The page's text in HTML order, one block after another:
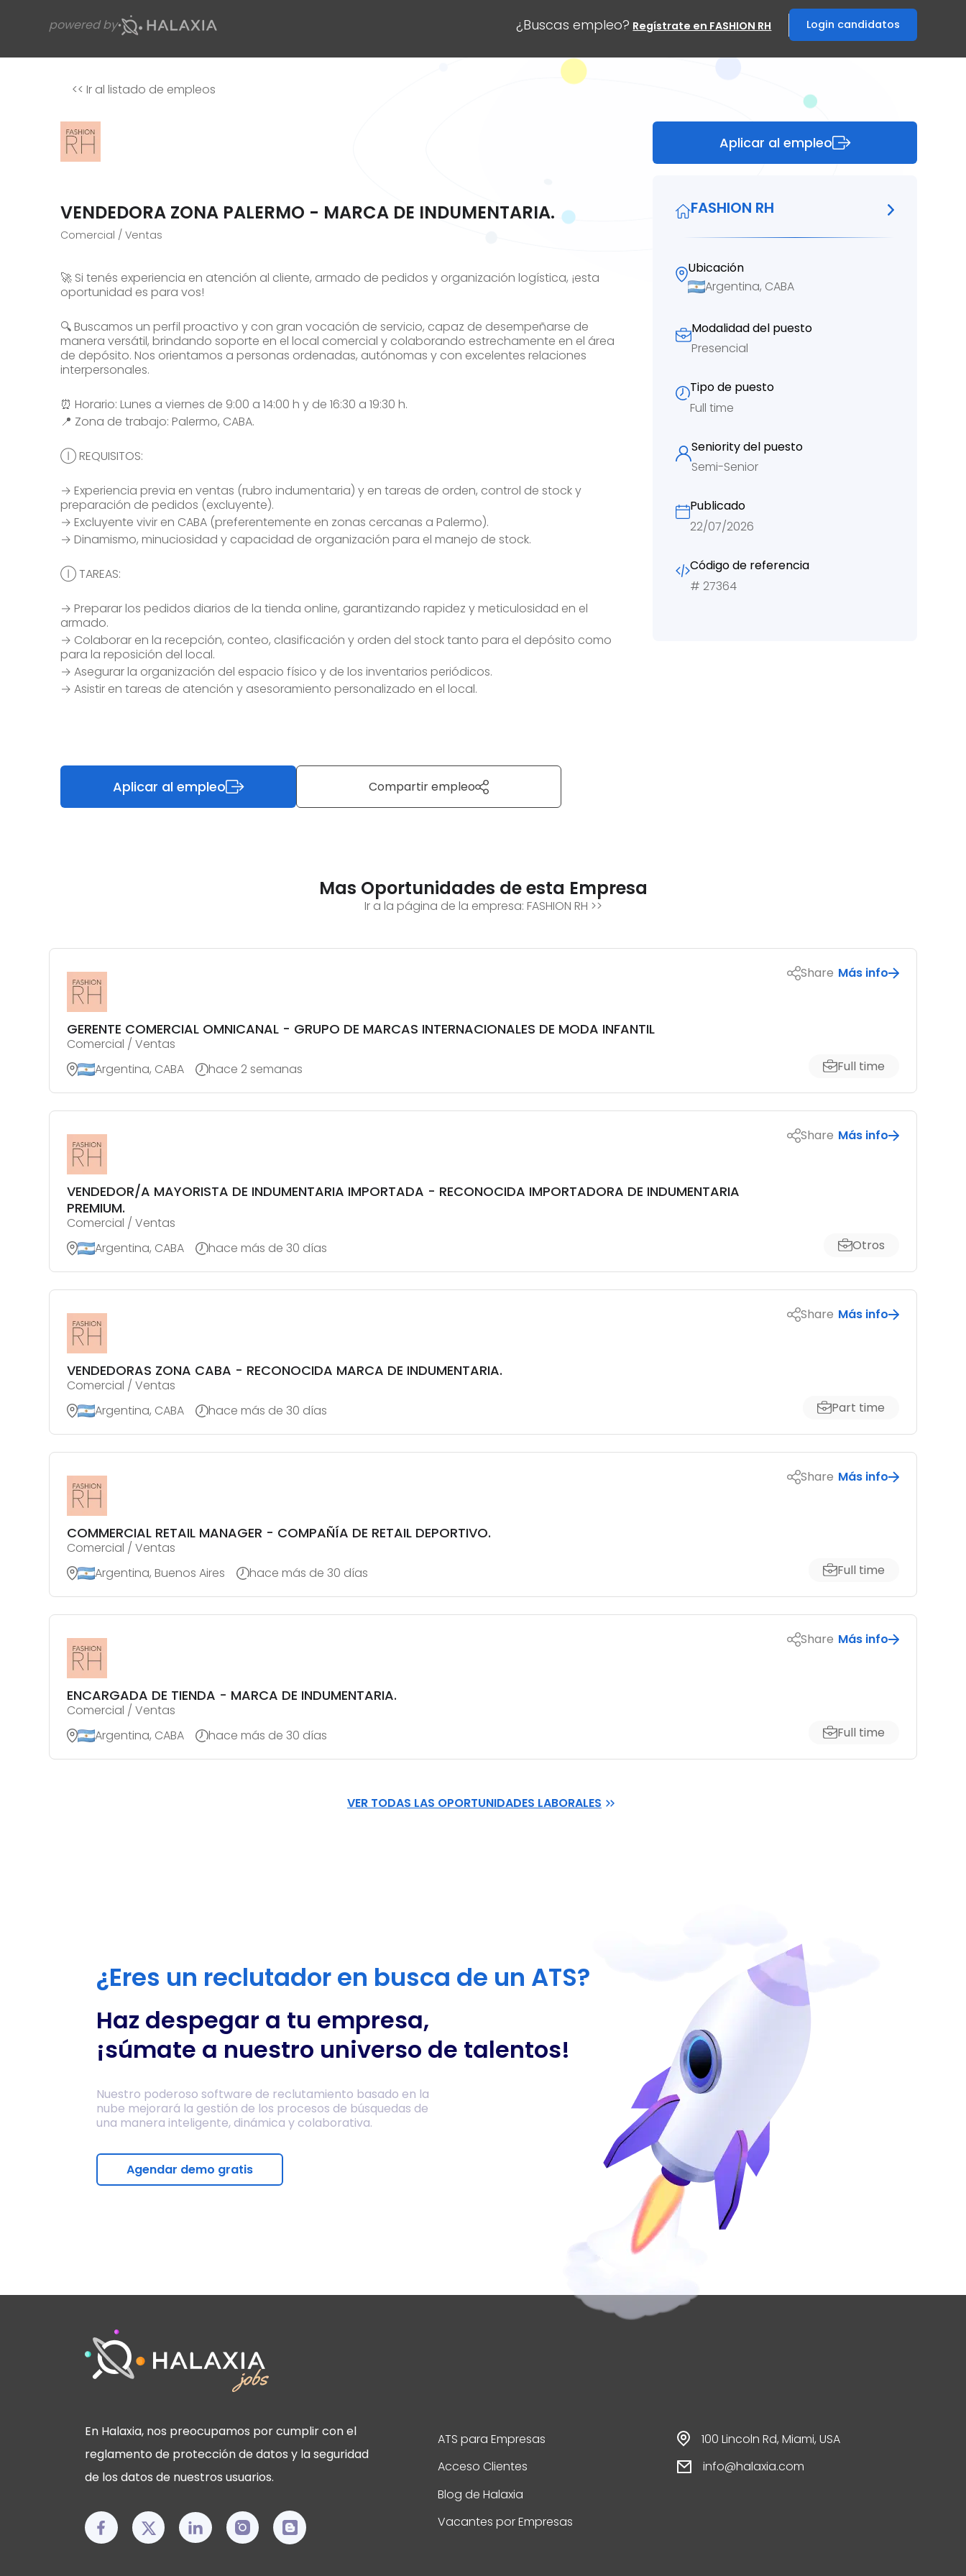
powered by ¿Buscas empleo? Regístrate en FASHION RH Login candidatos
<< Ir al listado de empleos
VENDEDORA ZONA PALERMO - MARCA DE INDUMENTARIA.
Comercial / Ventas
🚀 Si tenés experiencia en atención al cliente, armado de pedidos y organización logística, ¡esta
oportunidad es para vos!
🔍 Buscamos un perfil proactivo y con gran vocación de servicio, capaz de desempeñarse de
manera versátil, brindando soporte en el local comercial y colaborando estrechamente en el área
de depósito. Nos orientamos a personas ordenadas, autónomas y con excelentes relaciones
interpersonales.
⏰ Horario: Lunes a viernes de 9:00 a 14:00 h y de 16:30 a 19:30 h.
📍 Zona de trabajo: Palermo, CABA.
Ⓘ REQUISITOS:
→ Experiencia previa en ventas (rubro indumentaria) y en tareas de orden, control de stock y
preparación de pedidos (excluyente).
→ Excluyente vivir en CABA (preferentemente en zonas cercanas a Palermo).
→ Dinamismo, minuciosidad y capacidad de organización para el manejo de stock.
Ⓘ TAREAS:
→ Preparar los pedidos diarios de la tienda online, garantizando rapidez y meticulosidad en el
armado.
→ Colaborar en la recepción, conteo, clasificación y orden del stock tanto para el depósito como
para la reposición del local.
→ Asegurar la organización del espacio físico y de los inventarios periódicos.
→ Asistir en tareas de atención y asesoramiento personalizado en el local.
Aplicar al empleo
FASHION RH
Ubicación
Argentina, CABA
Modalidad del puesto
Presencial
Tipo de puesto
Full time
Seniority del puesto
Semi-Senior
Publicado
22/07/2026
Código de referencia
# 27364
Aplicar al empleo Compartir empleo
Mas Oportunidades de esta Empresa
Ir a la página de la empresa: FASHION RH >>
GERENTE COMERCIAL OMNICANAL - GRUPO DE MARCAS INTERNACIONALES DE MODA INFANTIL
Comercial / Ventas
Argentina, CABA
hace 2 semanas
Share Más info
Full time
VENDEDOR/A MAYORISTA DE INDUMENTARIA IMPORTADA - RECONOCIDA IMPORTADORA DE INDUMENTARIA
PREMIUM.
Comercial / Ventas
Argentina, CABA
hace más de 30 días
Share Más info
Otros
VENDEDORAS ZONA CABA - RECONOCIDA MARCA DE INDUMENTARIA.
Comercial / Ventas
Argentina, CABA
hace más de 30 días
Share Más info
Part time
COMMERCIAL RETAIL MANAGER - COMPAÑÍA DE RETAIL DEPORTIVO.
Comercial / Ventas
Argentina, Buenos Aires
hace más de 30 días
Share Más info
Full time
ENCARGADA DE TIENDA - MARCA DE INDUMENTARIA.
Comercial / Ventas
Argentina, CABA
hace más de 30 días
Share Más info
Full time
VER TODAS LAS OPORTUNIDADES LABORALES
¿Eres un reclutador en busca de un ATS?
Haz despegar a tu empresa,
¡súmate a nuestro universo de talentos!
Nuestro poderoso software de reclutamiento basado en la
nube mejorará la gestión de los procesos de búsquedas de
una manera inteligente, dinámica y colaborativa.
Agendar demo gratis
En Halaxia, nos preocupamos por cumplir con el
reglamento de protección de datos y la seguridad
de los datos de nuestros usuarios.
ATS para Empresas
Acceso Clientes
Blog de Halaxia
Vacantes por Empresas
100 Lincoln Rd, Miami, USA
info@halaxia.com